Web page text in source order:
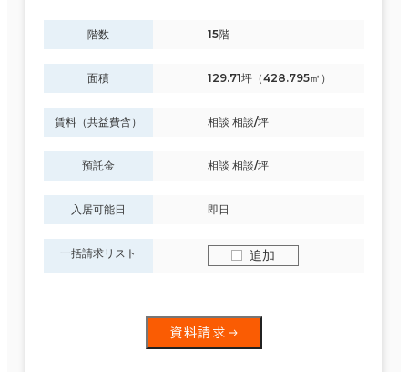
階数 15階
面積 129.71坪（428.795㎡）
賃料（共益費含） 相談 相談/坪
預託金 相談 相談/坪
入居可能日 即日
一括請求リスト 追加
資料請求